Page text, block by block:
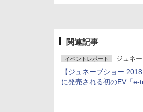
関連記事
イベントレポート ジュネ
【ジュネーブショー
に発売される初のEV「